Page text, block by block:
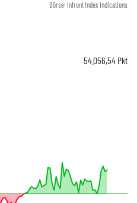
Börse: Infront Index Indications
54.056,54 Pkt